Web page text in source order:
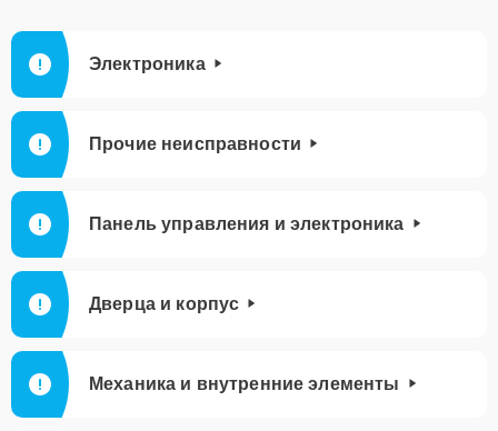
Электроника
Прочие неисправности
Панель управления и электроника
Дверца и корпус
Механика и внутренние элементы